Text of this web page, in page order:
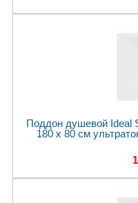
Поддон душевой Ideal
180 x 80 см